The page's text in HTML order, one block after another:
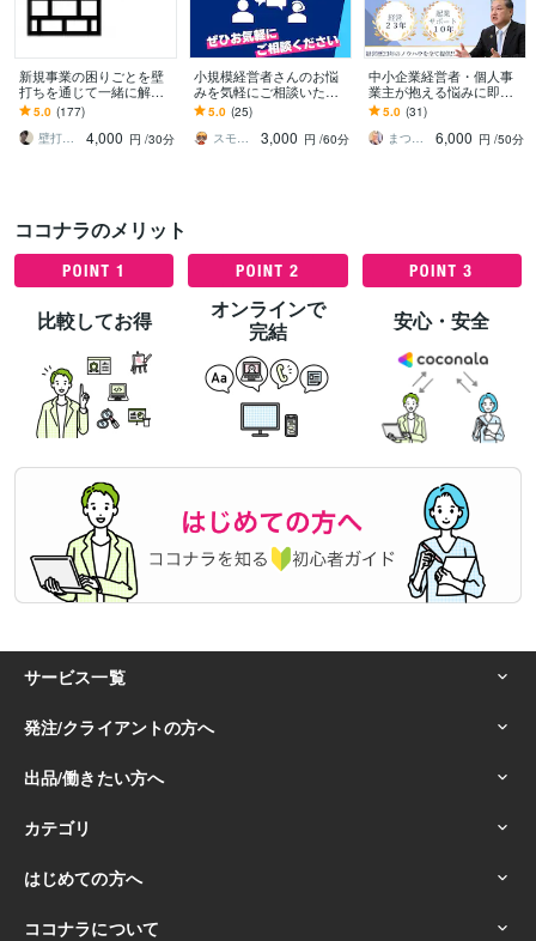
新規事業の困りごとを壁
打ちを通じて一緒に解決
します 企業と個人への壁
打ち実績あり。時間が合
えば当日の壁打ち可能！
5.0 (177)
壁打さん（新規事業開発のプロ）
4,000 円 /30分
小規模経営者さんのお悩
みを気軽にご相談いただ
けます スモビジコンサル
が事業のお悩みビデオチ
ャットでお伺いします！
5.0 (25)
スモビジ大学長｜てらもと さとし
3,000 円 /60分
中小企業経営者・個人事
業主が抱える悩みに即答
します 超破格サービス！
経営23年の経験値をすべ
て提供いたします！
5.0 (31)
まつもと社長｜なんでも相談できる経営者
6,000 円 /50分
ココナラのメリット
比較してお得
オンラインで
完結
安心・安全